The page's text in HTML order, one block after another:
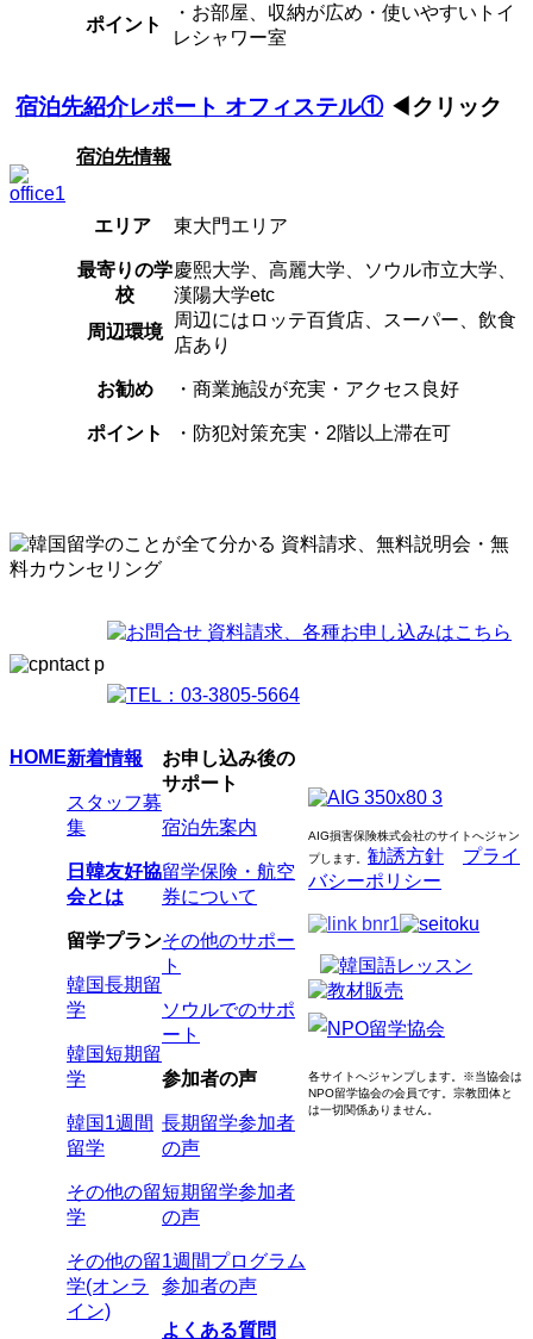
ポイント
・お部屋、収納が広め・使いやすいトイ
レシャワー室
宿泊先紹介レポート オフィステル①◀クリック
宿泊先情報
エリア 東大門エリア
最寄りの学
校
慶熙大学、高麗大学、ソウル市立大学、
漢陽大学etc
周辺環境
周辺にはロッテ百貨店、スーパー、飲食
店あり
お勧め
ポイント
・商業施設が充実・アクセス良好
・防犯対策充実・2階以上滞在可
HOME新着情報
スタッフ募
集
日韓友好協
会とは
留学プラン
韓国長期留
学
韓国短期留
学
韓国1週間
留学
その他の留
学
その他の留
学(オンラ
イン)
お申し込み後の
サポート
宿泊先案内
留学保険・航空
券について
その他のサポー
ト
ソウルでのサポ
ート
参加者の声
長期留学参加者
の声
短期留学参加者
の声
1週間プログラム
参加者の声
よくある質問
AIG損害保険株式会社のサイトへジャン
プします
勧誘方針
プライ
バシーポリシー
各サイトへジャンプします。 ※当協会は
NPO留学協会の会員です。 宗教団体と
は一切関係ありません。